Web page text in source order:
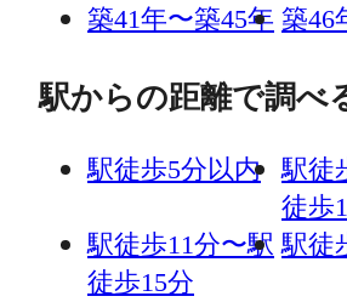
築41年〜築45年 築46
駅からの距離で調べ
駅徒歩5分以内
駅徒
徒歩
駅徒歩11分〜駅
徒歩15分
駅徒